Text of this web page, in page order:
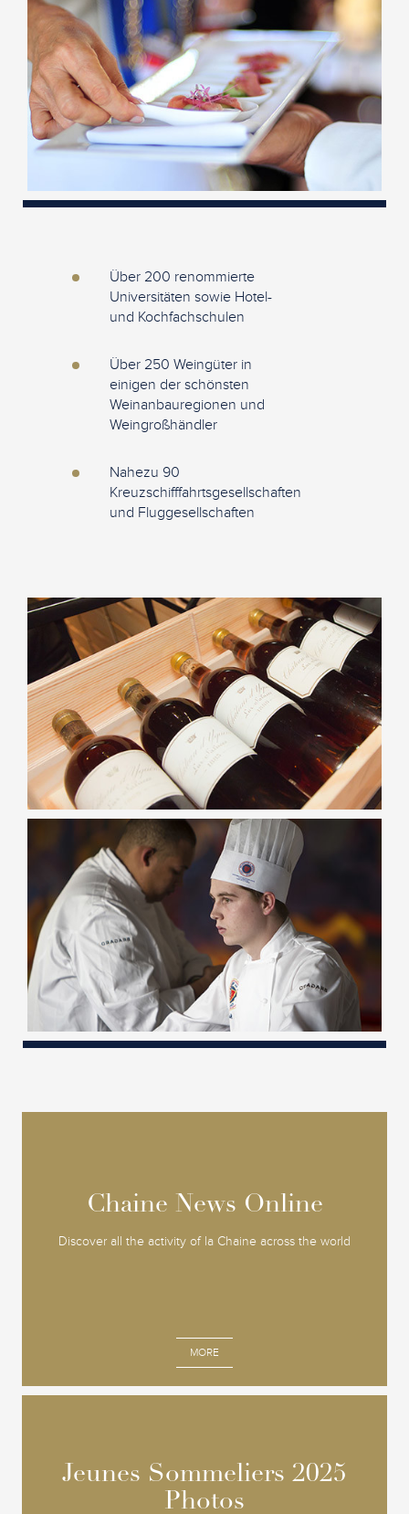
Über 200 renommierte
Universitäten sowie Hotel-
und Kochfachschulen
Über 250 Weingüter in
einigen der schönsten
Weinanbauregionen und
Weingroßhändler
Nahezu 90
Kreuzschifffahrtsgesellschaften
und Fluggesellschaften
Chaine News Online
Discover all the activity of la Chaine across the world
MORE
Chaine News Online
Jeunes Sommeliers 2025
Photos
Jeunes Sommeliers 2025
Photos